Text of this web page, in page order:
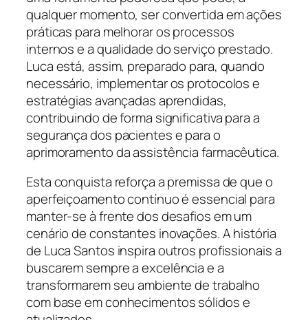
qualquer momento, ser convertida em ações
práticas para melhorar os processos
internos e a qualidade do serviço prestado.
Luca está, assim, preparado para, quando
necessário, implementar os protocolos e
estratégias avançadas aprendidas,
contribuindo de forma significativa para a
segurança dos pacientes e para o
aprimoramento da assistência farmacêutica.
Esta conquista reforça a premissa de que o
aperfeiçoamento contínuo é essencial para
manter-se à frente dos desafios em um
cenário de constantes inovações. A história
de Luca Santos inspira outros profissionais a
buscarem sempre a excelência e a
transformarem seu ambiente de trabalho
com base em conhecimentos sólidos e